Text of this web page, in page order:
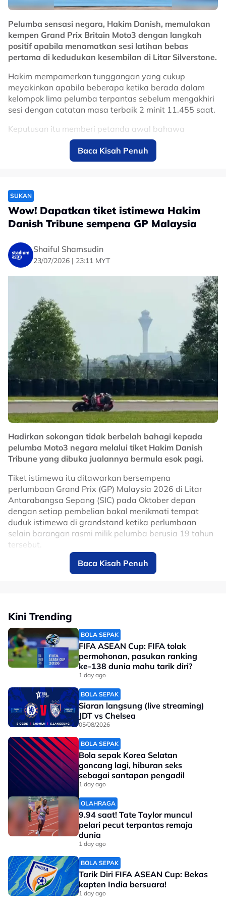
Related Topics
#moto3 #Hakim Danish Ramli #motoGP
Pelumba sensasi negara, Hakim Danish, memulakan
kempen Grand Prix Britain Moto3 dengan langkah
positif apabila menamatkan sesi latihan bebas
pertama di kedudukan kesembilan di Litar Silverstone.
Hakim mempamerkan tunggangan yang cukup
meyakinkan apabila beberapa ketika berada dalam
kelompok lima pelumba terpantas sebelum mengakhiri
sesi dengan catatan masa terbaik 2 minit 11.455 saat.
Keputusan itu memberi petanda awal bahawa
pelumba muda negara itu berpotensi memperbaiki
kedudukannya dalam sesi latihan rasmi yang akan
berlangsung kemudian, sekali gus mengintai peluang
Pelumba Sepanyol, David Almansa, muncul terpantas
dalam sesi berkenaan dengan catatan 2 minit 10.553
saat, manakala pelumba tuan rumah, Scott Ogden dari
Prestasi memberangsangkan Hakim di Silverstone
terus meningkatkan keyakinan kem negara untuk
melihatnya bersaing dalam kelompok hadapan pada
No node context available.
Related Topics
#moto3 #Hakim Danish Ramli
Baca Kisah Penuh
SUKAN
Wow! Dapatkan tiket istimewa Hakim
Danish Tribune sempena GP Malaysia
Shaiful Shamsudin
23/07/2026 | 23:11 MYT
Hadirkan sokongan tidak berbelah bahagi kepada
pelumba Moto3 negara melalui tiket Hakim Danish
Tribune yang dibuka jualannya bermula esok pagi.
Tiket istimewa itu ditawarkan bersempena
perlumbaan Grand Prix (GP) Malaysia 2026 di Litar
Antarabangsa Sepang (SIC) pada Oktober depan
dengan setiap pembelian bakal menikmati tempat
duduk istimewa di grandstand ketika perlumbaan
selain barangan rasmi milik pelumba berusia 19 tahun
tersebut.
View this post on Instagram
No node context available.
Related Topics
Baca Kisah Penuh
Kini Trending
BOLA SEPAK
FIFA ASEAN Cup: FIFA tolak
permohonan, pasukan ranking
ke-138 dunia mahu tarik diri?
1 day ago
BOLA SEPAK
Siaran langsung (live streaming)
JDT vs Chelsea
05/08/2026
BOLA SEPAK
Bola sepak Korea Selatan
goncang lagi, hiburan seks
sebagai santapan pengadil
1 day ago
OLAHRAGA
9.94 saat! Tate Taylor muncul
pelari pecut terpantas remaja
dunia
1 day ago
BOLA SEPAK
Tarik Diri FIFA ASEAN Cup: Bekas
kapten India bersuara!
1 day ago